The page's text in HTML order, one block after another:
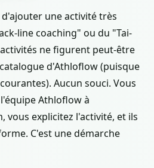
une activité très
line coaching" ou du "Tai-
ne figurent peut-être
d'Athloflow (puisque
Aucun souci. Vous
Athloflow à
vous explicitez l'activité, et ils
C'est une démarche